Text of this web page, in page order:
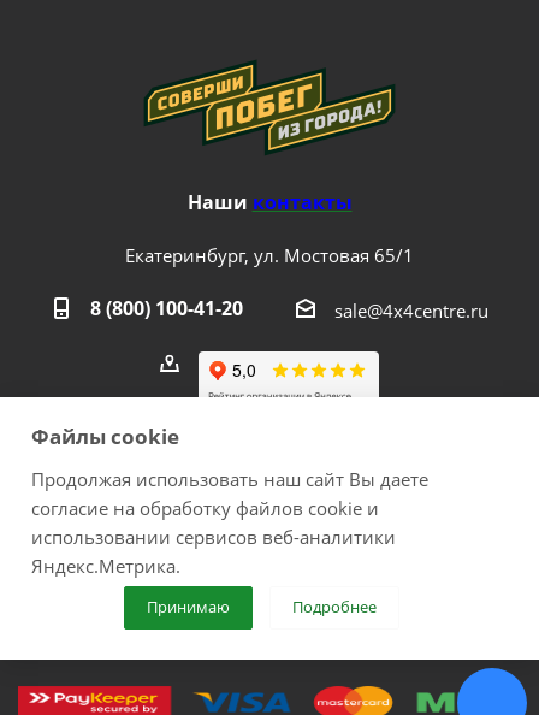
Наши контакты
Екатеринбург, ул. Мостовая 65/1
8 (800) 100-41-20 sale@4x4centre.ru
2026 © 4х4Centre - интернет-магазин внедорожного
оборудования с доставкой по России. Соверши побег из
города!.
ИП Медведев Михаил Геннадьевич ОГРНИП №
Файлы cookie
Продолжая использовать наш сайт Вы даете
согласие на обработку файлов cookie и
использовании сервисов веб-аналитики
Яндекс.Метрика.
Принимаю Подробнее